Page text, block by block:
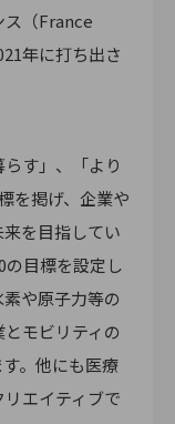
ス（France
年に打ち出さ
らす」、「より
を掲げ、企業や
を目指してい
の目標を設定し
や原子力等の
モビリティの
。他にも医療
エイティブで